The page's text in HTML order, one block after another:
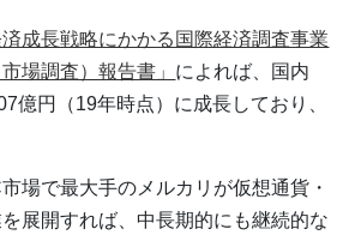
済成長戦略にかかる国際経済調査事業
場調査）報告書」 によれば、国内
億円（19年時点）に成長しており、
場で最大手のメルカリが仮想通貨・
展開すれば、中長期的にも継続的な